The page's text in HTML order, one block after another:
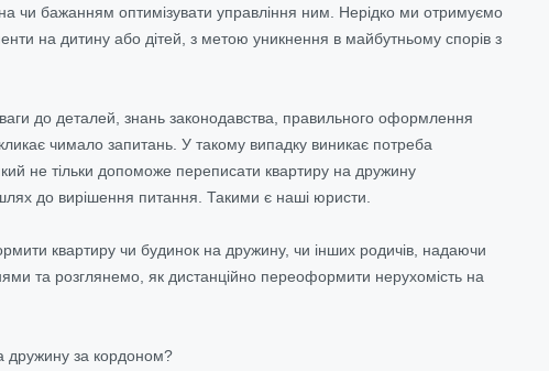
чи бажанням оптимізувати управління ним. Нерідко ми отримуємо
на дитину або дітей, з метою уникнення в майбутньому спорів з
до деталей, знань законодавства, правильного оформлення
чимало запитань. У такому випадку виникає потреба
не тільки допоможе переписати квартиру на дружину
до вирішення питання. Такими є наші юристи.
квартиру чи будинок на дружину, чи інших родичів, надаючи
та розглянемо, як дистанційно переоформити нерухомість на
дружину за кордоном?